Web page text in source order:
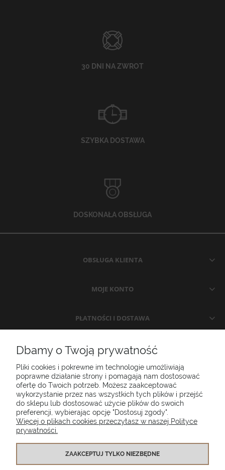
30 DNI NA ZWROT
SZYBKA DOSTAWA
DOSKONAŁA OBSŁUGA
OBSŁUGA KLIENTA
MOJE KONTO
PŁATNOŚCI I DOSTAWA
INFORMACJE
O NAS
Poduszki ogrodowe Setgarden.com | Lubelska 1A, 10-409 Olsztyn |
NIP: 7391986025
(+48) 885 281 885 biuro@setgarden.com
Dbamy o Twoją prywatność
Pliki cookies i pokrewne im technologie umożliwiają
poprawne działanie strony i pomagają nam dostosować
ofertę do Twoich potrzeb. Możesz zaakceptować
wykorzystanie przez nas wszystkich tych plików i przejść
do sklepu lub dostosować użycie plików do swoich
preferencji, wybierając opcję "Dostosuj zgody".
Więcej o plikach cookies przeczytasz w naszej Polityce
prywatności.
ZAAKCEPTUJ TYLKO NIEZBĘDNE